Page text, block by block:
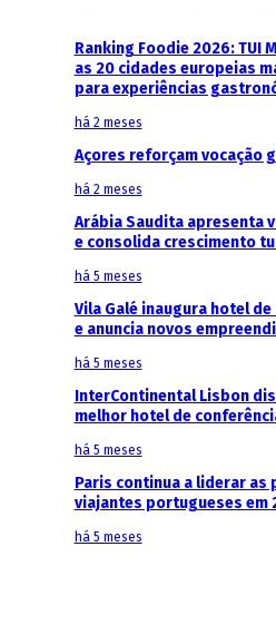
Ranking Foodie 2026: TUI
as 20 cidades europeias
para experiências
há 2 meses
Açores reforçam vocação
há 2 meses
Arábia Saudita apresenta
e consolida crescimento
há 5 meses
Vila Galé inaugura hotel de
e anuncia novos
há 5 meses
InterContinental Lisbon
melhor hotel de
há 5 meses
Paris continua a liderar as
viajantes portugueses em
há 5 meses